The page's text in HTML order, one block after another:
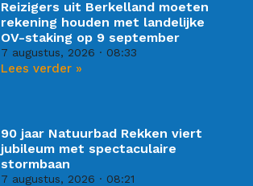
Reizigers uit Berkelland moeten
rekening houden met landelijke
OV-staking op 9 september
7 augustus, 2026 08:33
Lees verder »
90 jaar Natuurbad Rekken viert
jubileum met spectaculaire
stormbaan
7 augustus, 2026 08:21